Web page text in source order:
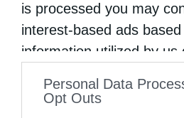
is processed you may
interest-based ads based
information utilized by us
to your opt-out. You may
Personal Data
Opt Outs
είναι προϊόν εμπειρίας